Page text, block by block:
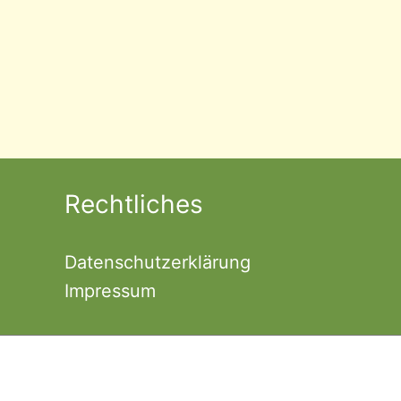
Rechtliches
Datenschutzerklärung
Impressum